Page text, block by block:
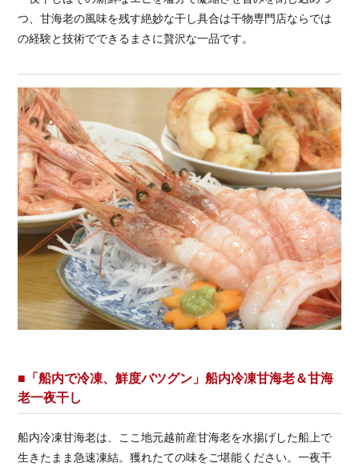
つ、甘海老の風味を残す絶妙な干し具合は干物専門店ならでは
の経験と技術でできるまさに贅沢な一品です。
■「船内で冷凍、鮮度バツグン」船内冷凍甘海老＆甘海
老一夜干し
船内冷凍甘海老は、ここ地元越前産甘海老を水揚げした船上で
生きたまま急速凍結。獲れたての味をご堪能ください。一夜干